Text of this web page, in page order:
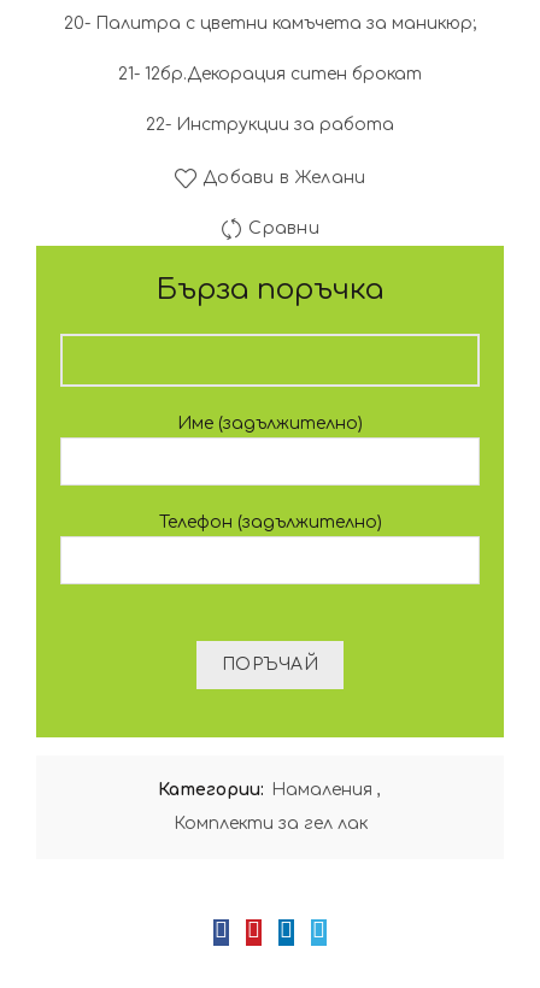
20- Палитра с цветни камъчета за маникюр;
21- 12бр.Декорация ситен брокат
22- Инструкции за работа
Добави в Желани
Сравни
Бърза поръчка
Име (задължително)
Телефон (задължително)
Категории: Намаления ,
Комплекти за гел лак